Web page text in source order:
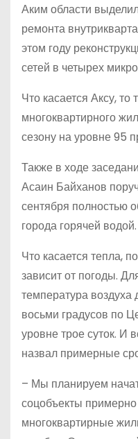
Аким области
ремонта
этом году
сетей в четырех
Что касается Аксу, то
многоквартирного
сезону на уровне 95
Также в ходе
Асаин Байханов
сентября полностью
города горячей водой.
Что касается тепла,
зависит от погоды.
температура
восьми градусов по
уровне трое суток. И
назвал примерные
– Мы планируем
соцобъекты
многоквартирные